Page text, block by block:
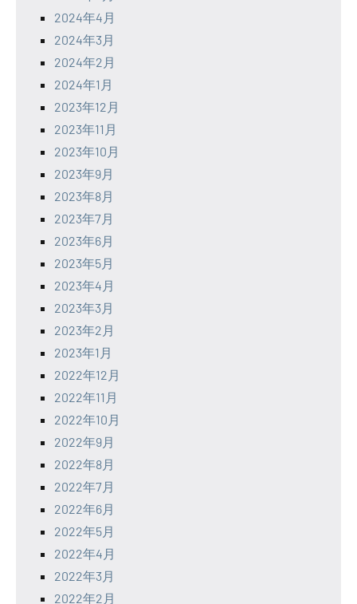
2024年4月
2024年3月
2024年2月
2024年1月
2023年12月
2023年11月
2023年10月
2023年9月
2023年8月
2023年7月
2023年6月
2023年5月
2023年4月
2023年3月
2023年2月
2023年1月
2022年12月
2022年11月
2022年10月
2022年9月
2022年8月
2022年7月
2022年6月
2022年5月
2022年4月
2022年3月
2022年2月